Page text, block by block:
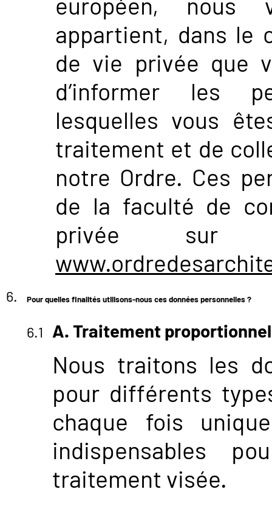
appartient, dans le
de vie privée que
d’informer les
lesquelles vous
traitement et de
notre Ordre. Ces
de la faculté de
privée sur
Pour quelles finalités utilisons-nous ces données personnelles ?
A. Traitement proportionnel
Nous traitons les
pour différents
chaque fois
indispensables
traitement visée.